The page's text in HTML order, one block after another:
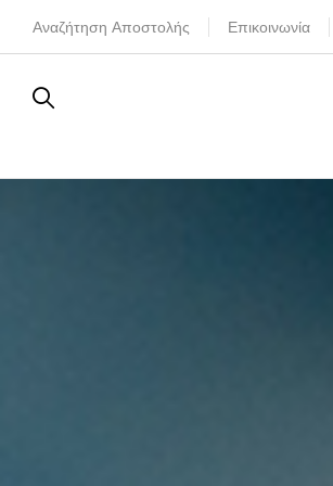
Αναζήτηση Αποστολής Επικοινωνία